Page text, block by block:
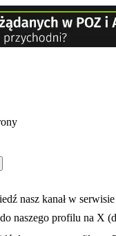
się w nowej karcie
się w nowej karcie
nasz kanał w
karcie
naszego profilu na X